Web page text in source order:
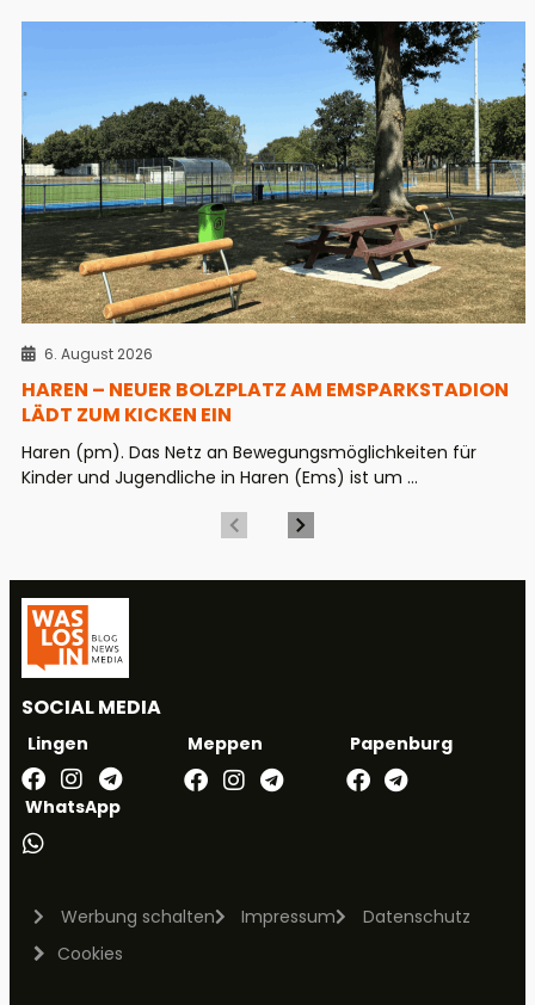
6. August 2026
HAREN – NEUER BOLZPLATZ AM EMSPARKSTADION
LÄDT ZUM KICKEN EIN
Haren (pm). Das Netz an Bewegungsmöglichkeiten für
Kinder und Jugendliche in Haren (Ems) ist um ...
SOCIAL MEDIA
Lingen Meppen Papenburg
WhatsApp
Werbung schalten Impressum
Datenschutz
Cookies